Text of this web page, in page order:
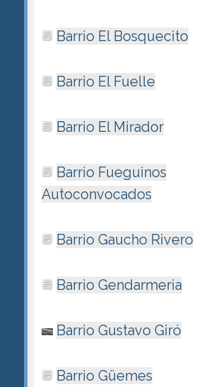
Barrio El Bosquecito
Barrio El Fuelle
Barrio El Mirador
Barrio Fueguinos
Autoconvocados
Barrio Gaucho Rivero
Barrio Gendarmeria
Barrio Gustavo Giró
Barrio Güemes